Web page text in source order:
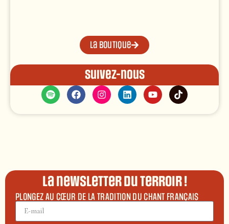
La boutique
Suivez-nous
La newsletter du terroir !
PLONGEZ AU CŒUR DE LA TRADITION DU CHANT FRANÇAIS